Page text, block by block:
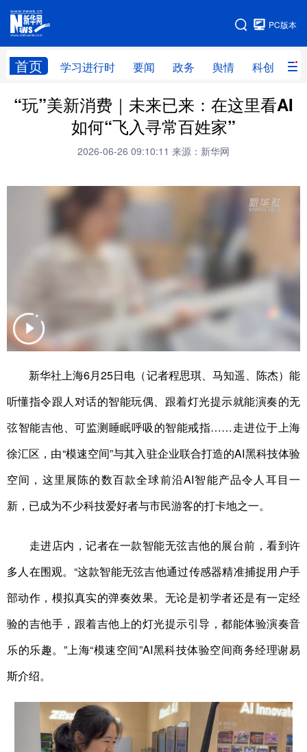
PC版本
首页 学习进行时 要闻 政务 舆情 科创 产
网站地图
首页 学习进行时 要闻 政务
科创 产经
民生
房产 体育 健康 图片
“玩”美新消费｜未来已来：在这里看AI
如何“飞入寻常百姓家”
2026-06-26 09:10:11 来源：新华网
新华社上海6月25日电（记者程思琪、马知遥、陈杰）能
听懂指令跟人对话的智能玩偶、跟着灯光提示就能演奏的无
弦智能吉他、可监测睡眠呼吸的智能戒指……走进位于上海
徐汇区，由“模速空间”与其入驻企业联合打造的AI黑科技体验
空间，这里展陈的数百款全球前沿AI智能产品令人耳目一
新，已成为不少科技爱好者与市民游客的打卡地之一。
走进店内，记者在一款智能无弦吉他的展台前，看到许
多人在围观。“这款智能无弦吉他通过传感器精准捕捉用户手
部动作，模拟真实的弹奏效果。无论是初学者还是有一定经
验的吉他手，跟着吉他上的灯光提示引导，都能体验演奏音
乐的乐趣。”上海“模速空间”AI黑科技体验空间商务经理谢易
斯介绍。